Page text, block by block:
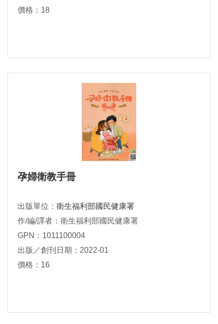
價格：18
孕婦衛教手冊
出版單位： 衛生福利部國民健康署
作/編/譯者：衛生福利部國民健康署
GPN：1011100004
出版／創刊日期：2022-01
價格：16